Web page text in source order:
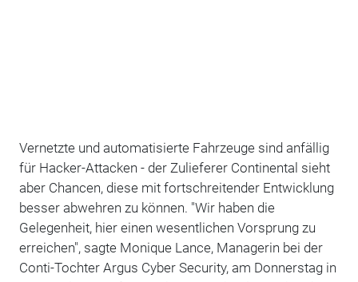
Vernetzte und automatisierte Fahrzeuge sind anfällig
für Hacker-Attacken - der Zulieferer Continental sieht
aber Chancen, diese mit fortschreitender Entwicklung
besser abwehren zu können. "Wir haben die
Gelegenheit, hier einen wesentlichen Vorsprung zu
erreichen", sagte Monique Lance, Managerin bei der
Conti-Tochter Argus Cyber Security, am Donnerstag in